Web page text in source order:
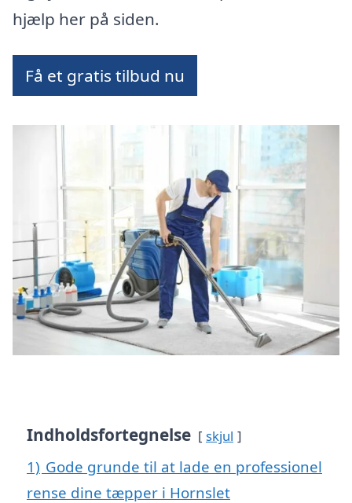
hjælp her på siden.
Få et gratis tilbud nu
Indholdsfortegnelse skjul
1) Gode grunde til at lade en professionel
rense dine tæpper i Hornslet